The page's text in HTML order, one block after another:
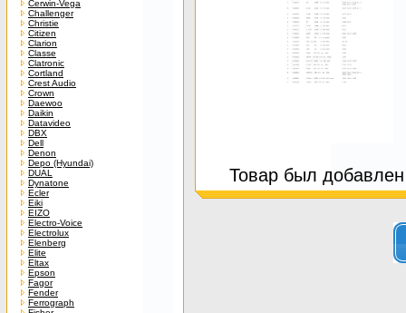
Cerwin-Vega
Challenger
Christie
Citizen
Clarion
Classe
Clatronic
Cortland
Crest Audio
Crown
Daewoo
Daikin
Datavideo
DBX
Dell
Denon
Depo (Hyundai)
DUAL
Dynatone
Ecler
Eiki
EIZO
Electro-Voice
Electrolux
Elenberg
Elite
Eltax
Epson
Fagor
Fender
Ferrograph
Товар был